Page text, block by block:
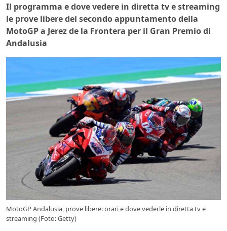
Il programma e dove vedere in diretta tv e streaming
le prove libere del secondo appuntamento della
MotoGP a Jerez de la Frontera per il Gran Premio di
Andalusia
MotoGP Andalusia, prove libere: orari e dove vederle in diretta tv e
streaming (Foto: Getty)